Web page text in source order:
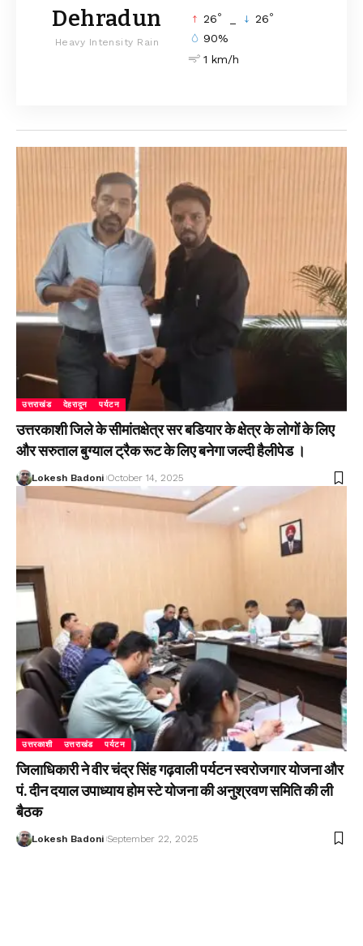
Dehradun
Heavy Intensity Rain
26° 26°
90%
1 km/h
उत्तराखंड देहरादून पर्यटन
उत्तरकाशी जिले के सीमांतक्षेत्र सर बडियार के क्षेत्र के लोगों के लिए
और सरुताल बुग्याल ट्रैक रूट के लिए बनेगा जल्दी हैलीपेड ।
Lokesh Badoni October 14, 2025
उत्तरकाशी उत्तराखंड पर्यटन
जिलाधिकारी ने वीर चंद्र सिंह गढ़वाली पर्यटन स्वरोजगार योजना और
पं. दीन दयाल उपाध्याय होम स्टे योजना की अनुश्रवण समिति की ली
बैठक
Lokesh Badoni September 22, 2025